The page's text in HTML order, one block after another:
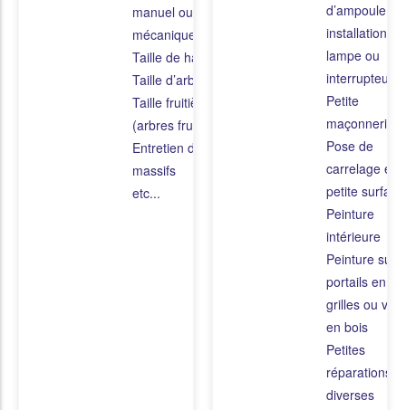
manuel ou
mécanique
Taille de haies
Taille d’arbustes
Taille fruitière
(arbres fruitiers)
Entretien des
massifs
etc...
d’ampoule,
installation de
lampe ou
interrupteur
Petite
maçonnerie
Pose de
carrelage en
petite surface
Peinture
intérieure
Peinture sur
portails en
grilles ou
en bois
Petites
réparations
diverses